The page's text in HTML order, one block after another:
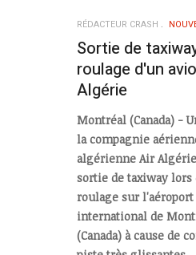
RÉDACTEUR CRASH
Sortie de
roulage d'un
Algérie
Montréal (Canada) -
la compagnie
algérienne Air
sortie de taxiway lors
roulage sur l'aéroport
international de
(Canada) à cause de